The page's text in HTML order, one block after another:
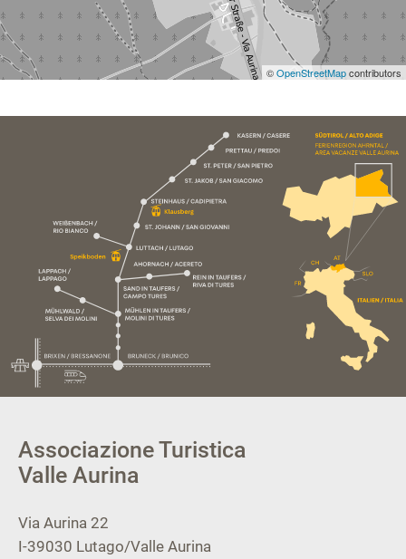
©OpenStreetMapcontributors
Associazione Turistica
Valle Aurina
Via Aurina 22
I-39030 Lutago/Valle Aurina